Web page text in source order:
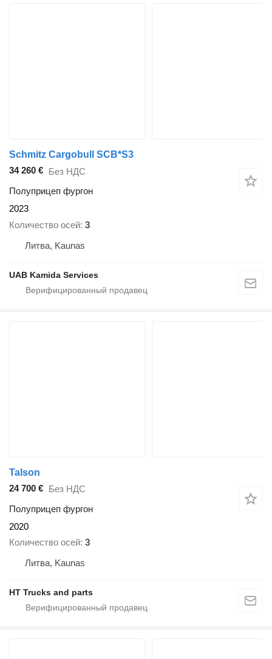
Schmitz Cargobull SCB*S3
34 260 € Без НДС
Полуприцеп фургон
2023
Количество осей 3
Литва, Kaunas
UAB Kamida Services
Talson
24 700 € Без НДС
Полуприцеп фургон
2020
Количество осей 3
Литва, Kaunas
HT Trucks and parts